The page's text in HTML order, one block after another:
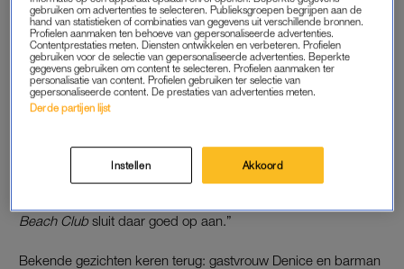
Het vertrouwde restaurantdecor maakt plaats voor een
strandtent, en het programma is vanaf 2027 te zien opNPO
Start.
De omroep kondigde eerder aan te stoppen met de originele
versie vanwege bezuinigingen op de publieke omroep. Het
Beach Club sluit daar goed op aan.”
Bekende gezichten keren terug: gastvrouw Denice en barman
gebruiken om advertenties te selecteren. Publieksgroepen begrijpen aan de
hand van statistieken of combinaties van gegevens uit verschillende bronnen.
Profielen aanmaken ten behoeve van gepersonaliseerde advertenties.
Contentprestaties meten. Diensten ontwikkelen en verbeteren. Profielen
gebruiken voor de selectie van gepersonaliseerde advertenties. Beperkte
gegevens gebruiken om content te selecteren. Profielen aanmaken ter
personalisatie van content. Profielen gebruiken ter selectie van
gepersonaliseerde content. De prestaties van advertenties meten.
Derde partijen lijst
Instellen Akkoord